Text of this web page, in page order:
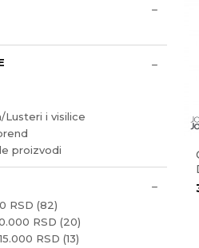
Lusteri i visilice
proizvodi
RSD (82)
RSD (20)
RSD (13)